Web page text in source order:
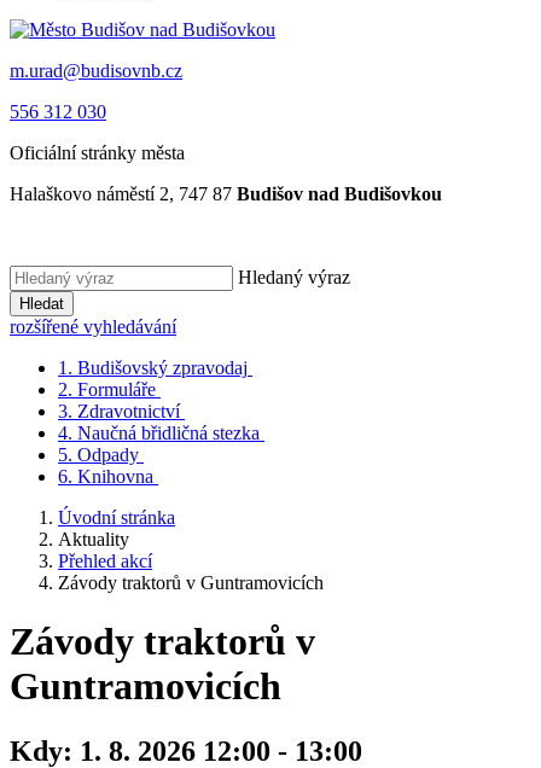
m.urad@budisovnb.cz
556 312 030
Oficiální stránky města
Halaškovo náměstí 2, 747 87 Budišov nad Budišovkou
Hledaný výraz
Hledat
rozšířené vyhledávání
1. Budišovský zpravodaj
2. Formuláře
3. Zdravotnictví
4. Naučná břidličná stezka
5. Odpady
6. Knihovna
Úvodní stránka
Aktuality
Přehled akcí
Závody traktorů v Guntramovicích
Závody traktorů v
Guntramovicích
Kdy: 1. 8. 2026 12:00 - 13:00